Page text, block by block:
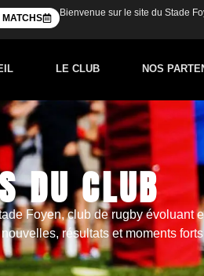
Bienvenue sur le site du Stade
LE CLUB NOS
DU CLUB
Foyen, club de rugby évoluant
résultats et moments